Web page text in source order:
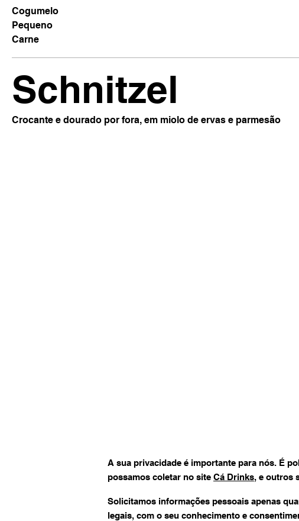
Cogumelo
Pequeno
Carne
Schnitzel
Crocante e dourado por fora, em miolo de ervas e parmesão
A sua privacidade é importante para nós. É
possamos coletar no site Cá Drinks, e outros
Solicitamos informações pessoais apenas
legais, com o seu conhecimento e